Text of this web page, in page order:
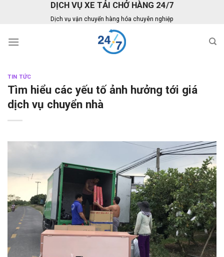
DỊCH VỤ XE TẢI CHỞ HÀNG 24/7
Dịch vụ vận chuyển hàng hóa chuyên nghiệp
TIN TỨC
Tìm hiểu các yếu tố ảnh hưởng tới giá
dịch vụ chuyển nhà